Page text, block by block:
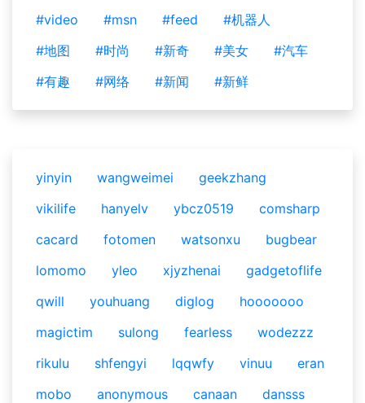
#video
#msn #feed
#机器人
#地图
#时尚 #新奇 #美女
#汽车
#有趣
#网络 #新闻 #新鲜
yinyin wangweimei
geekzhang
vikilife
hanyelv ybcz0519
comsharp
cacard
fotomen watsonxu
bugbear
lomomo
yleo xjyzhenai
gadgetoflife
qwill
youhuang diglog
hooooooo
magictim
sulong fearless
wodezzz
rikulu
shfengyi lqqwfy vinuu
eran
mobo
anonymous canaan
dansss